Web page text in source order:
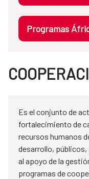
Programas
Es el conjunto de
fortalecimiento de
recursos humanos
desarrollo,
al apoyo de la
programas de